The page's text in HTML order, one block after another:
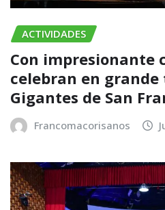
ACTIVIDADES
Con impresionante
celebran en
Gigantes de San
Francomacorisanos